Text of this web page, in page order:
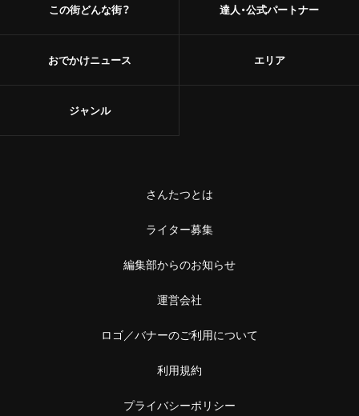
この街どんな街？
おでかけニュース
達人・公式パートナー
エリア
ジャンル
さんたつとは
ライター募集
編集部からのお知らせ
運営会社
ロゴ／バナーのご利用について
利用規約
プライバシーポリシー